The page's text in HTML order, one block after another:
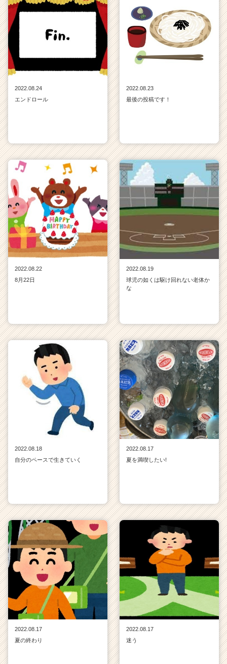
2022.08.24
エンドロール
2022.08.23
最後の投稿です！
2022.08.22
8月22日
2022.08.19
球児の如くは駆け回れない老体か
な
2022.08.18
自分のペースで生きていく
2022.08.17
夏を満喫したい!
2022.08.17
夏の終わり
2022.08.17
迷う